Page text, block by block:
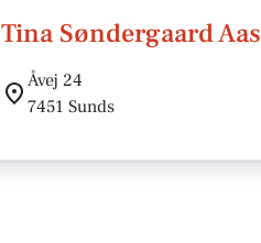
Tina Søndergaard
Åvej 24
7451 Sunds